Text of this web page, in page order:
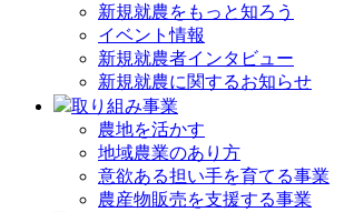
新規就農をもっと知ろう
イベント情報
新規就農者インタビュー
新規就農に関するお知らせ
取り組み事業
農地を活かす
地域農業のあり方
意欲ある担い手を育てる事業
農産物販売を支援する事業